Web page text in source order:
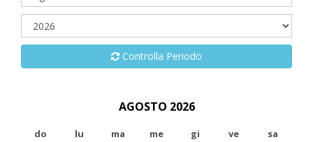
Controlla Periodo
AGOSTO 2026
do lu ma me gi ve sa